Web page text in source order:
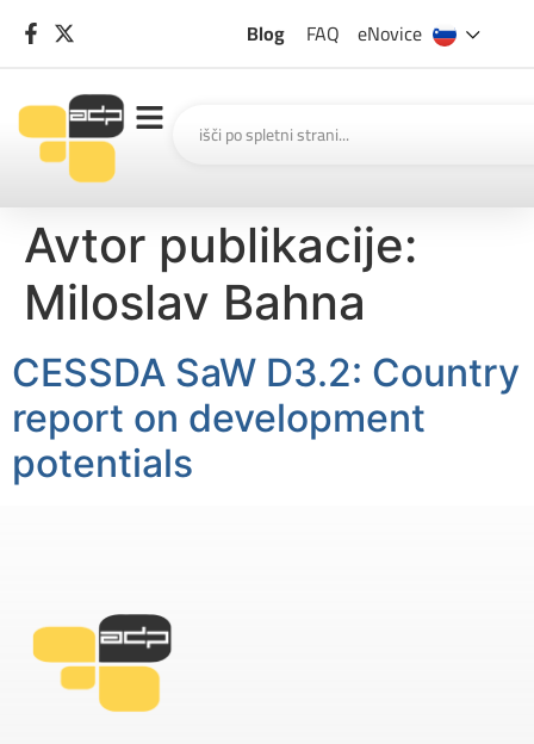
Blog FAQ eNovice
Avtor publikacije:
Miloslav Bahna
CESSDA SaW D3.2: Country
report on development
potentials